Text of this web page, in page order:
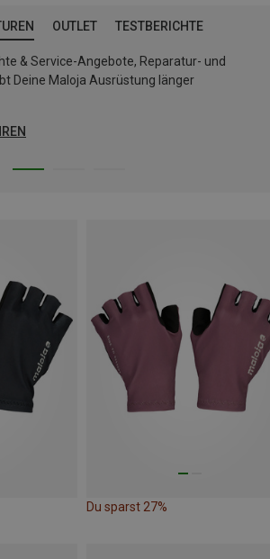
OUTLET TESTBERICHTE
& Service-Angebote, Reparatur- und
Deine Maloja Ausrüstung länger
Du sparst 27%